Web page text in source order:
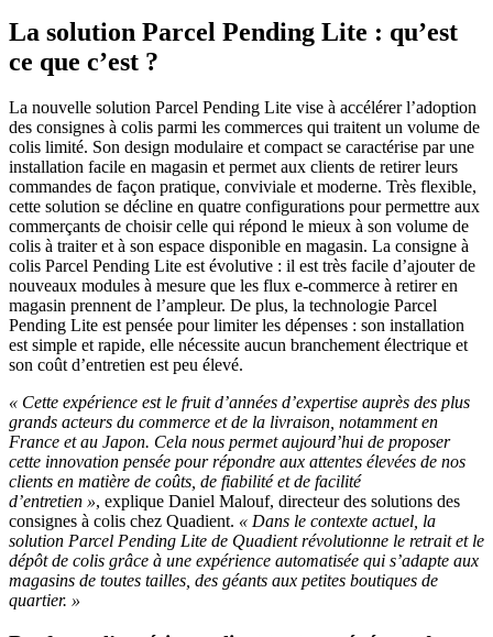
La solution Parcel Pending Lite : qu’est
ce que c’est ?
La nouvelle solution Parcel Pending Lite vise à accélérer l’adoption
des consignes à colis parmi les commerces qui traitent un volume de
colis limité. Son design modulaire et compact se caractérise par une
installation facile en magasin et permet aux clients de retirer leurs
commandes de façon pratique, conviviale et moderne. Très flexible,
cette solution se décline en quatre configurations pour permettre aux
commerçants de choisir celle qui répond le mieux à son volume de
colis à traiter et à son espace disponible en magasin. La consigne à
colis Parcel Pending Lite est évolutive : il est très facile d’ajouter de
nouveaux modules à mesure que les flux e-commerce à retirer en
magasin prennent de l’ampleur. De plus, la technologie Parcel
Pending Lite est pensée pour limiter les dépenses : son installation
est simple et rapide, elle nécessite aucun branchement électrique et
son coût d’entretien est peu élevé.
« Cette expérience est le fruit d’années d’expertise auprès des plus
grands acteurs du commerce et de la livraison, notamment en
France et au Japon. Cela nous permet aujourd’hui de proposer
cette innovation pensée pour répondre aux attentes élevées de nos
clients en matière de coûts, de fiabilité et de facilité
d’entretien », explique Daniel Malouf, directeur des solutions des
consignes à colis chez Quadient. « Dans le contexte actuel, la
solution Parcel Pending Lite de Quadient révolutionne le retrait et le
dépôt de colis grâce à une expérience automatisée qui s’adapte aux
magasins de toutes tailles, des géants aux petites boutiques de
quartier. »